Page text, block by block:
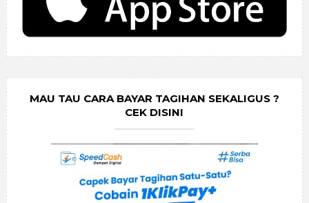
MAU TAU CARA BAYAR TAGIHAN SEKALIGUS ?
CEK DISINI